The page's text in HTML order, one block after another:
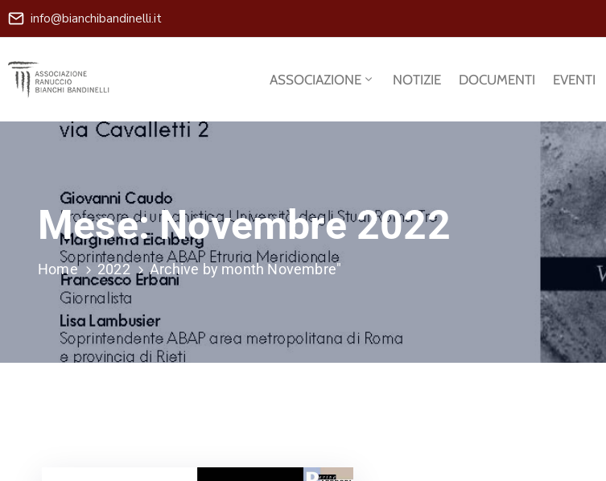
info@bianchibandinelli.it
ASSOCIAZIONE NOTIZIE DOCUMENTI EVENTI
Mese:Novembre 2022
Home 2022 Archive by month Novembre"